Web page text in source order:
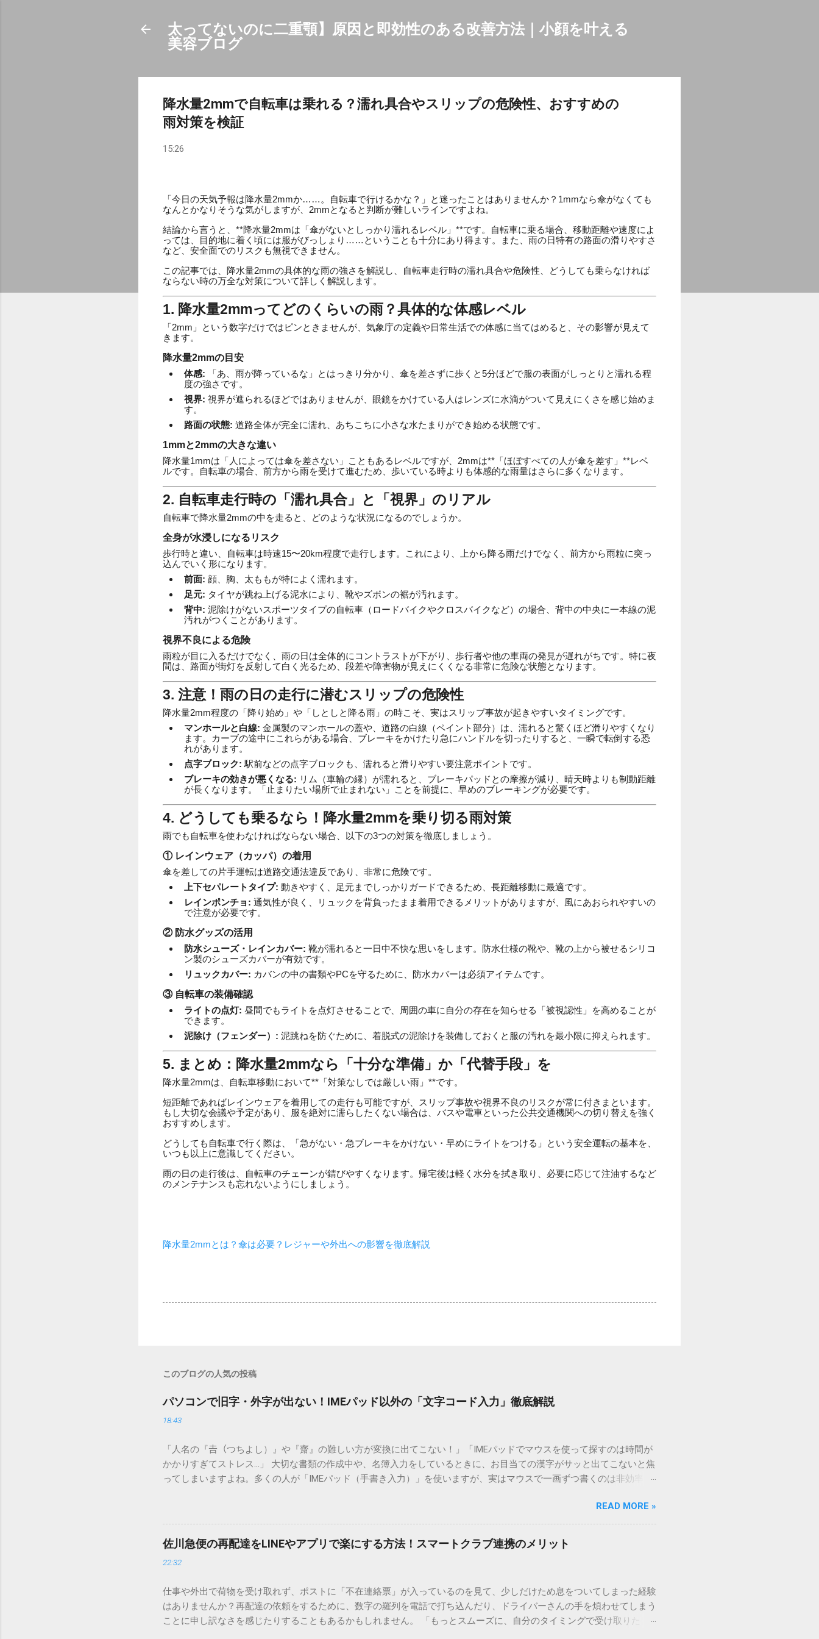
太ってないのに二重顎】原因と即効性のある改善方法｜小顔を叶える
美容ブログ
降水量2mmで自転車は乗れる？濡れ具合やスリップの危険性、おすすめの
雨対策を検証
15:26
「今日の天気予報は降水量2mmか……。自転車で行けるかな？」と迷ったことはありませんか？1mmなら傘がなくても
なんとかなりそうな気がしますが、2mmとなると判断が難しいラインですよね。
結論から言うと、**降水量2mmは「傘がないとしっかり濡れるレベル」**です。自転車に乗る場合、移動距離や速度によ
っては、目的地に着く頃には服がびっしょり……ということも十分にあり得ます。また、雨の日特有の路面の滑りやすさ
など、安全面でのリスクも無視できません。
この記事では、降水量2mmの具体的な雨の強さを解説し、自転車走行時の濡れ具合や危険性、どうしても乗らなければ
ならない時の万全な対策について詳しく解説します。
1. 降水量2mmってどのくらいの雨？具体的な体感レベル
「2mm」という数字だけではピンときませんが、気象庁の定義や日常生活での体感に当てはめると、その影響が見えて
きます。
降水量2mmの目安
体感: 「あ、雨が降っているな」とはっきり分かり、傘を差さずに歩くと5分ほどで服の表面がしっとりと濡れる程
度の強さです。
視界: 視界が遮られるほどではありませんが、眼鏡をかけている人はレンズに水滴がついて見えにくさを感じ始めま
す。
路面の状態: 道路全体が完全に濡れ、あちこちに小さな水たまりができ始める状態です。
1mmと2mmの大きな違い
降水量1mmは「人によっては傘を差さない」こともあるレベルですが、2mmは**「ほぼすべての人が傘を差す」**レベ
ルです。自転車の場合、前方から雨を受けて進むため、歩いている時よりも体感的な雨量はさらに多くなります。
2. 自転車走行時の「濡れ具合」と「視界」のリアル
自転車で降水量2mmの中を走ると、どのような状況になるのでしょうか。
全身が水浸しになるリスク
歩行時と違い、自転車は時速15〜20km程度で走行します。これにより、上から降る雨だけでなく、前方から雨粒に突っ
込んでいく形になります。
前面: 顔、胸、太ももが特によく濡れます。
足元: タイヤが跳ね上げる泥水により、靴やズボンの裾が汚れます。
背中: 泥除けがないスポーツタイプの自転車（ロードバイクやクロスバイクなど）の場合、背中の中央に一本線の泥
汚れがつくことがあります。
視界不良による危険
雨粒が目に入るだけでなく、雨の日は全体的にコントラストが下がり、歩行者や他の車両の発見が遅れがちです。特に夜
間は、路面が街灯を反射して白く光るため、段差や障害物が見えにくくなる非常に危険な状態となります。
3. 注意！雨の日の走行に潜むスリップの危険性
降水量2mm程度の「降り始め」や「しとしと降る雨」の時こそ、実はスリップ事故が起きやすいタイミングです。
マンホールと白線: 金属製のマンホールの蓋や、道路の白線（ペイント部分）は、濡れると驚くほど滑りやすくなり
ます。カーブの途中にこれらがある場合、ブレーキをかけたり急にハンドルを切ったりすると、一瞬で転倒する恐
れがあります。
点字ブロック: 駅前などの点字ブロックも、濡れると滑りやすい要注意ポイントです。
ブレーキの効きが悪くなる: リム（車輪の縁）が濡れると、ブレーキパッドとの摩擦が減り、晴天時よりも制動距離
が長くなります。「止まりたい場所で止まれない」ことを前提に、早めのブレーキングが必要です。
4. どうしても乗るなら！降水量2mmを乗り切る雨対策
雨でも自転車を使わなければならない場合、以下の3つの対策を徹底しましょう。
① レインウェア（カッパ）の着用
傘を差しての片手運転は道路交通法違反であり、非常に危険です。
上下セパレートタイプ: 動きやすく、足元までしっかりガードできるため、長距離移動に最適です。
レインポンチョ: 通気性が良く、リュックを背負ったまま着用できるメリットがありますが、風にあおられやすいの
で注意が必要です。
② 防水グッズの活用
防水シューズ・レインカバー: 靴が濡れると一日中不快な思いをします。防水仕様の靴や、靴の上から被せるシリコ
ン製のシューズカバーが有効です。
リュックカバー: カバンの中の書類やPCを守るために、防水カバーは必須アイテムです。
③ 自転車の装備確認
ライトの点灯: 昼間でもライトを点灯させることで、周囲の車に自分の存在を知らせる「被視認性」を高めることが
できます。
泥除け（フェンダー）: 泥跳ねを防ぐために、着脱式の泥除けを装備しておくと服の汚れを最小限に抑えられます。
5. まとめ：降水量2mmなら「十分な準備」か「代替手段」を
降水量2mmは、自転車移動において**「対策なしでは厳しい雨」**です。
短距離であればレインウェアを着用しての走行も可能ですが、スリップ事故や視界不良のリスクが常に付きまといます。
もし大切な会議や予定があり、服を絶対に濡らしたくない場合は、バスや電車といった公共交通機関への切り替えを強く
おすすめします。
どうしても自転車で行く際は、「急がない・急ブレーキをかけない・早めにライトをつける」という安全運転の基本を、
いつも以上に意識してください。
雨の日の走行後は、自転車のチェーンが錆びやすくなります。帰宅後は軽く水分を拭き取り、必要に応じて注油するなど
のメンテナンスも忘れないようにしましょう。
降水量2mmとは？傘は必要？レジャーや外出への影響を徹底解説
このブログの人気の投稿
パソコンで旧字・外字が出ない！IMEパッド以外の「文字コード入力」徹底解説
18:43
「人名の『𠮷（つちよし）』や『齋』の難しい方が変換に出てこない！」「IMEパッドでマウスを使って探すのは時間が
かかりすぎてストレス…」 大切な書類の作成中や、名簿入力をしているときに、お目当ての漢字がサッと出てこないと焦
ってしまいますよね。多くの人が「IMEパッド（手書き入力）」を使いますが、実はマウスで一画ずつ書くのは非効率で
ードを打ち込むだけで一瞬で旧字や外字、特殊記号を呼び出す「文字コード入力」のテクニックを詳しく解説します。
この方法をマスターすれば、もう難しい漢字の入力で手を止める必要はありません。 1. なぜ「変換」しても旧字・外字
が出てこないのか？ そもそも、なぜ普通の変換で出てこない漢字があるのでしょうか。その理由は、パソコンが文字を
認識する仕組みにあります。 日本のパソコンで一般的に使われる漢字は、JIS規格（日本産業規格）によって「第1水
準」「第2水準」といった形で整理されています。しかし、人名や地名に使われる非常に古い漢字（旧字）や、特定の組
「Unicode（ユニコード）」や「JISコード」といった 文字コード です。パソコン上のすべての文字には、いわば「住
所」のような番号が割り振られています。変換候補に出ない文字でも、この住所（コード）を直接指定すれば、確実に呼
び出すことができるのです。 2. Windows標準機能！文字コードで漢字を出す「16進数入力」 最も汎用性が高く、特別な
READ MORE »
佐川急便の再配達をLINEやアプリで楽にする方法！スマートクラブ連携のメリット
22:32
仕事や外出で荷物を受け取れず、ポストに「不在連絡票」が入っているのを見て、少しだけため息をついてしまった経験
はありませんか？再配達の依頼をするために、数字の羅列を電話で打ち込んだり、ドライバーさんの手を煩わせてしまう
ことに申し訳なさを感じたりすることもあるかもしれません。 「もっとスムーズに、自分のタイミングで受け取りた